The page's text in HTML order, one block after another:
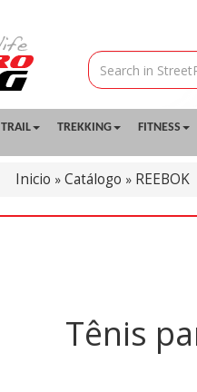
TRAIL TREKKING FITNESS
Inicio » Catálogo » REEBOK
Tênis